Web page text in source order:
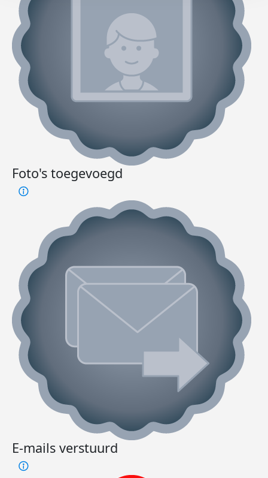
Foto's toegevoegd
E-mails verstuurd